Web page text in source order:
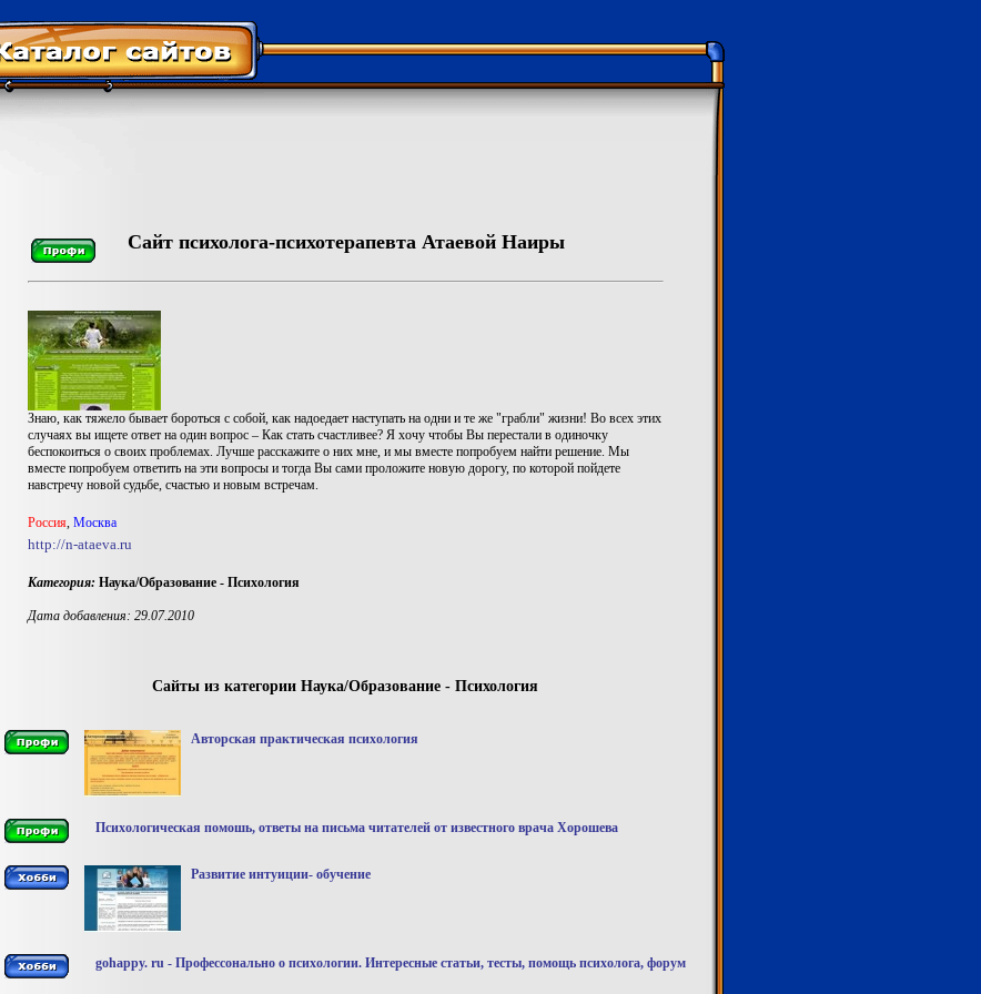
Сайт психолога-психотерапевта Атаевой Наиры
Знаю, как тяжело бывает бороться с собой, как надоедает наступать на одни и те же "грабли" жизни! Во всех этих
случаях вы ищете ответ на один вопрос – Как стать счастливее? Я хочу чтобы Вы перестали в одиночку
беспокоиться о своих проблемах. Лучше расскажите о них мне, и мы вместе попробуем найти решение. Мы
вместе попробуем ответить на эти вопросы и тогда Вы сами проложите новую дорогу, по которой пойдете
навстречу новой судьбе, счастью и новым встречам.
Россия, Москва
http://n-ataeva.ru
Категория: Наука/Образование - Психология
Дата добавления: 29.07.2010
Сайты из категории Наука/Образование - Психология
Авторская практическая психология
Психологическая помошь, ответы на письма читателей от известного врача Хорошева
Развитие интуиции- обучение
gohappy. ru - Профессонально о психологии. Интересные статьи, тесты, помощь психолога, форум